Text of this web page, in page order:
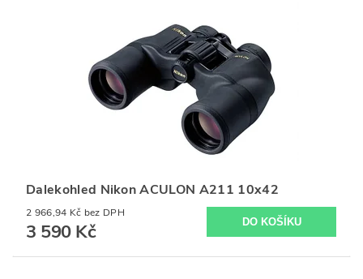
Dalekohled Nikon ACULON A211 10x42
2 966,94 Kč bez DPH
3 590 Kč